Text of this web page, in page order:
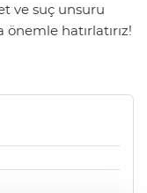
ve suç unsuru
hatırlatırız!